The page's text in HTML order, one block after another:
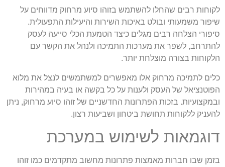
לקוחות רבים שהחלו להשתמש בזוהו סיוע מרחוק מדווחים על
שיפור משמעותי ובולט באיכות השירות והיעילות התפעולית.
סיפורי הצלחה רבים מגלים כיצד הטמעת הכלי סייעה לעסק
להתרחב, לשפר את מערכות התמיכה ולנהל את הקשר עם
הלקוחות בצורה מוצלחת יותר.
כלים לתמיכה מרחוק אלו מאפשרים למשתמשים לנצל את מלוא
הפוטנציאל של העסק ולענות על כל בקשה או בעיה במהירות
ובמקצועיות. בזכות הפתרונות החדשניים של זוהו סיוע מרחוק, ניתן
להעניק ללקוחות תחושת ביטחון ושביעות רצון.
דוגמאות לשימוש במערכת
בזמן שבו חברות מאמצות פתרונות מחשוב מתקדמים כמו זוהו